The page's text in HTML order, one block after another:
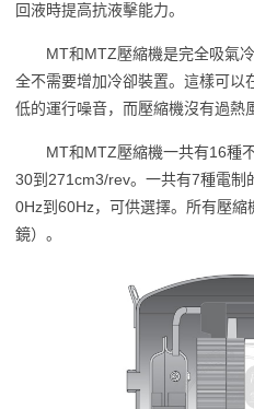
回液時提高抗液擊能力。
MT和MTZ壓縮機是完全吸氣
全不需要增加冷卻裝置。這樣可以
低的運行噪音，而壓縮機沒有過熱
MT和MTZ壓縮機一共有16種
30到271cm3/rev。一共有7種電制
0Hz到60Hz，可供選擇。所有壓
鏡）。